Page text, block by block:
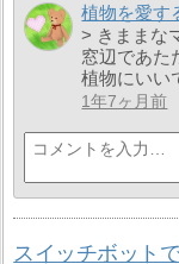
植物を愛す
> きままな
窓辺であた
植物にいい
1年7ヶ月前
スイッチボット